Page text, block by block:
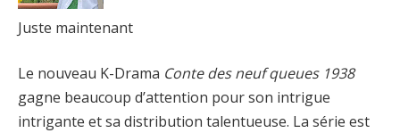
Juste maintenant
Le nouveau K-Drama Conte des neuf queues 1938
gagne beaucoup d’attention pour son intrigue
intrigante et sa distribution talentueuse. La série est